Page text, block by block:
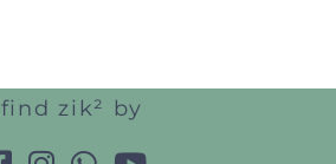
find zik² by